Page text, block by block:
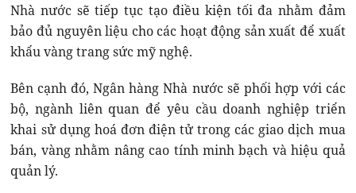
Nhà nước sẽ tiếp tục tạo điều kiện tối đa nhằm đảm
bảo đủ nguyên liệu cho các hoạt động sản xuất để xuất
khẩu vàng trang sức mỹ nghệ.
Bên cạnh đó, Ngân hàng Nhà nước sẽ phối hợp với các
bộ, ngành liên quan để yêu cầu doanh nghiệp triển
khai sử dụng hoá đơn điện tử trong các giao dịch mua
bán, vàng nhằm nâng cao tính minh bạch và hiệu quả
quản lý.